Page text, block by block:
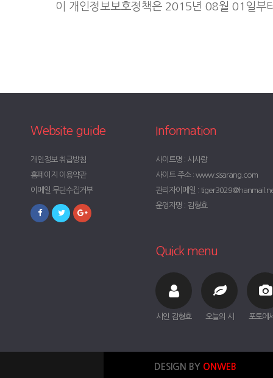
이 개인정보보호정책은 2015년 08월 01일부
Website guide
개인정보 취급방침
홈페이지 이용약관
이메일 무단수집거부
Information
사이트명 : 시사랑
사이트 주소 : www.sisarang.com
관리자이메일 :
운영자명 : 김형효
Quick menu
시인 김형효 오늘의 시 포토에
DESIGN BY ONWEB